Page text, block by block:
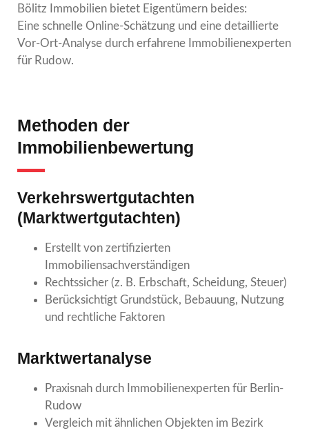
Bölitz Immobilien bietet Eigentümern beides:
Eine schnelle Online-Schätzung und eine detaillierte
Vor-Ort-Analyse durch erfahrene Immobilienexperten
für Rudow.
Methoden der
Immobilienbewertung
Verkehrswertgutachten
(Marktwertgutachten)
Erstellt von zertifizierten
Immobiliensachverständigen
Rechtssicher (z. B. Erbschaft, Scheidung, Steuer)
Berücksichtigt Grundstück, Bebauung, Nutzung
und rechtliche Faktoren
Marktwertanalyse
Praxisnah durch Immobilienexperten für Berlin-
Rudow
Vergleich mit ähnlichen Objekten im Bezirk